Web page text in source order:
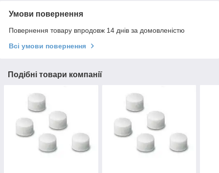
Умови повернення
Повернення товару впродовж 14 днів за домовленістю
Всі умови повернення
Подібні товари компанії